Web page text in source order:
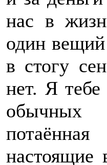
нас в
один
в стогу
нет. Я
обычных
настоящие